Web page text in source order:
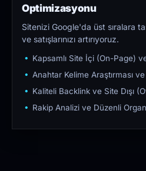
Optimizasyonu
Sitenizi Google'da üst sıralara
ve satışlarınızı artırıyoruz.
Kapsamlı Site İçi (On-Page)
Anahtar Kelime Araştırması
Kaliteli Backlink ve Site Dışı
Rakip Analizi ve Düzenli